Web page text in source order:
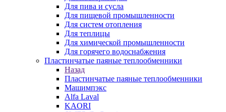
Для пива и сусла
Для пищевой промышленности
Для систем отопления
Для теплицы
Для химической промышленности
Для горячего водоснабжения
Пластинчатые паяные теплообменники
Назад
Пластинчатые паяные теплообменники
Машимпэкс
Alfa Laval
KAORI